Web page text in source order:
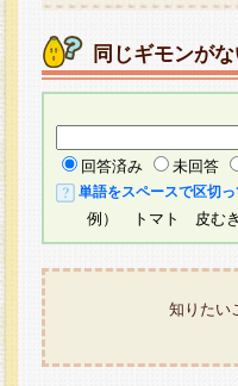
同じギモンが
回答済み 未回答
単語をスペースで区切
例） トマト 皮む
知りたい